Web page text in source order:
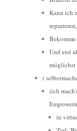
Kann ich
Und erst
(
(ich
in